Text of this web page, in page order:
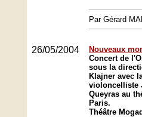
Par Gérard
26/05/2004
Nouveaux
Concert de
sous la
Klajner avec
violoncelliste
Queyras au
Paris.
Théâtre